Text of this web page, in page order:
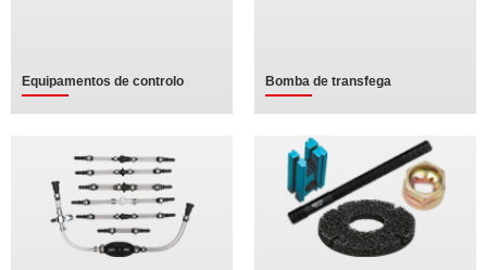
Equipamentos de controlo Bomba de transfega